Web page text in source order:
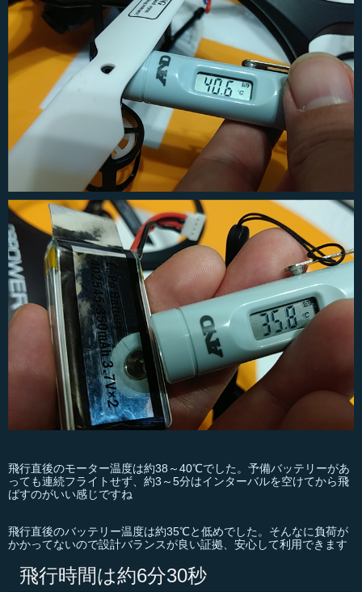
飛行直後のモーター温度は約38～40℃でした。予備バッテリーがあ
っても連続フライトせず、約3～5分はインターバルを空けてから飛
ばすのがいい感じですね
飛行直後のバッテリー温度は約35℃と低めでした。そんなに負荷が
かかってないので設計バランスが良い証拠、安心して利用できます
飛行時間は約6分30秒